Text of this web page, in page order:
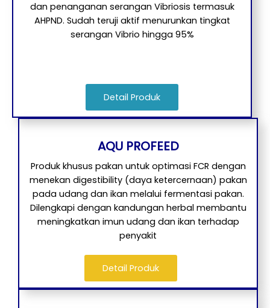
dan penanganan serangan Vibriosis termasuk
AHPND. Sudah teruji aktif menurunkan tingkat
serangan Vibrio hingga 95%
Detail Produk
AQU PROFEED
Produk khusus pakan untuk optimasi FCR dengan
menekan digestibility (daya ketercernaan) pakan
pada udang dan ikan melalui fermentasi pakan.
Dilengkapi dengan kandungan herbal membantu
meningkatkan imun udang dan ikan terhadap
penyakit
Detail Produk